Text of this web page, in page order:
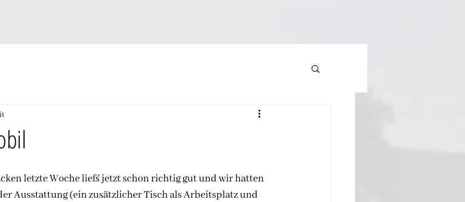
letzte Woche lief´s jetzt schon richtig gut und wir hatten
Ausstattung (ein zusätzlicher Tisch als Arbeitsplatz und